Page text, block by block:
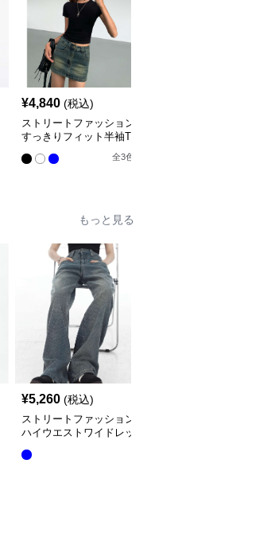
¥4,840 (税込)
ストリートファッション
すっきりフィット半袖T
全3色
もっと見る
¥5,260 (税込)
ストリートファッション
ハイウエストワイドレッ